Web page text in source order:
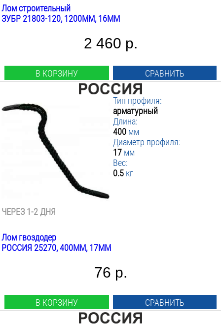
Лом строительный
ЗУБР 21803-120, 1200ММ, 16ММ
2 460 р.
В КОРЗИНУ СРАВНИТЬ
Тип профиля:
арматурный
Длина:
400 мм
Диаметр профиля:
17 мм
Вес:
0.5 кг
ЧЕРЕЗ 1-2 ДНЯ
Лом гвоздодер
РОССИЯ 25270, 400ММ, 17ММ
76 р.
В КОРЗИНУ СРАВНИТЬ